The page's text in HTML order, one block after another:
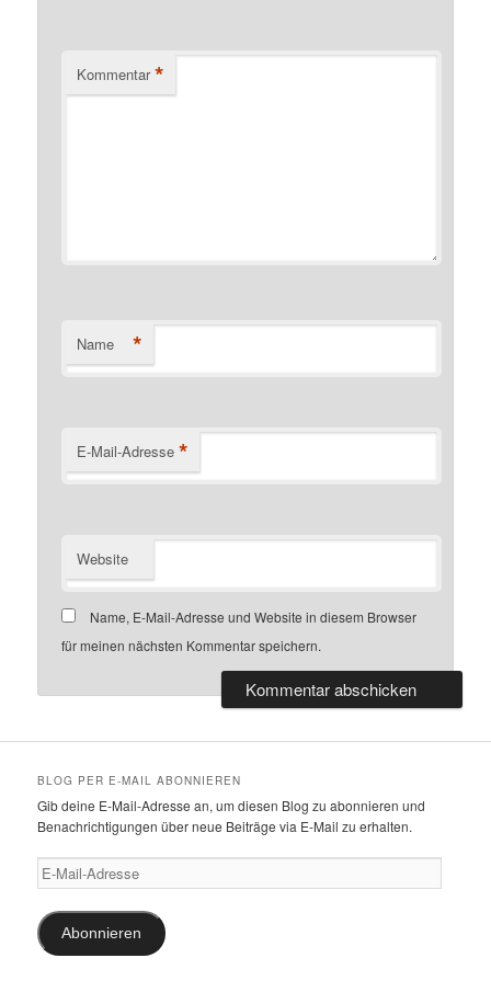
Kommentar *
Name *
E-Mail-Adresse *
Website
Name, E-Mail-Adresse und Website in diesem Browser
für meinen nächsten Kommentar speichern.
BLOG PER E-MAIL ABONNIEREN
Gib deine E-Mail-Adresse an, um diesen Blog zu abonnieren und
Benachrichtigungen über neue Beiträge via E-Mail zu erhalten.
E-
Mail-
Adresse
Abonnieren